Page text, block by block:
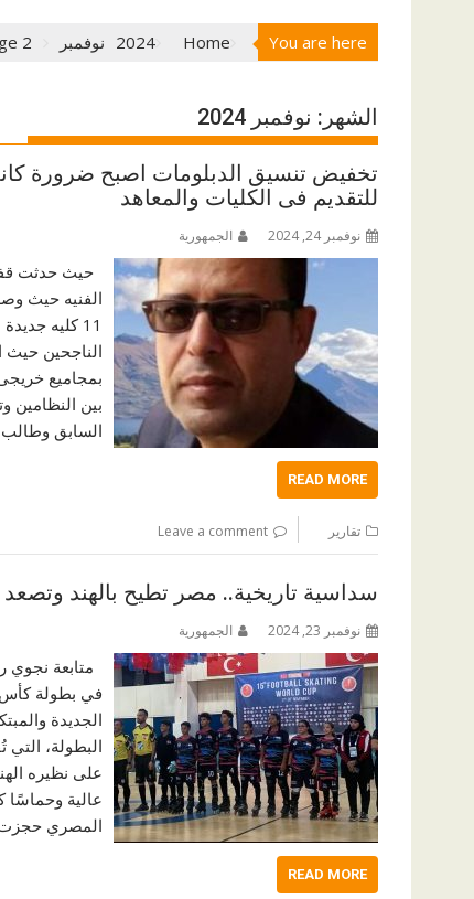
You are here
Home
2024 نوفمبر 2
الشهر: نوفمبر 2024
تخفيض تنسيق الدبلومات اصبح ضرورة
للتقديم فى الكليات والمعاهد
نوفمبر 24, 2024 الجمهورية
الفنيه حيث
الناجحين حيث
بمجاميع
بين النظامين
السابق وطالب
READ MORE
تقارير Leave a comment
سداسية تاريخية.. مصر تطيح بالهند وتصعد
نوفمبر 23, 2024 الجمهورية
متابعة نجوي
الجديدة
على نظيره
المصري حجزت
READ MORE